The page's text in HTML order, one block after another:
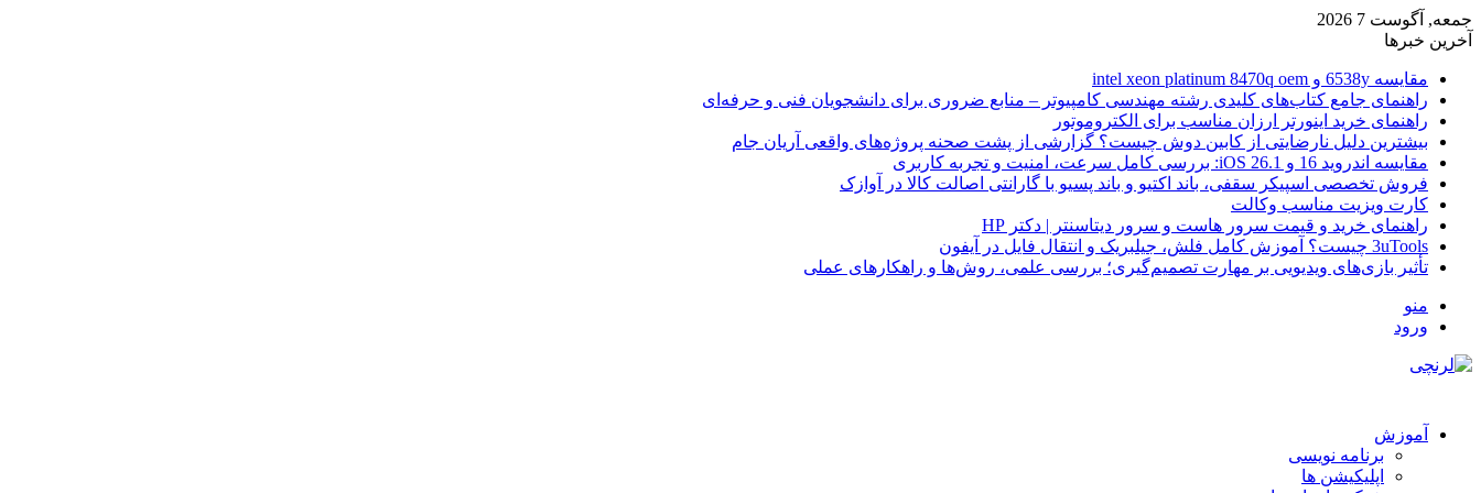
جمعه, آگوست 7 2026
آخرین خبرها
مقایسه 6538y و intel xeon platinum 8470q oem
راهنمای جامع کتاب‌های کلیدی رشته مهندسی کامپیوتر – منابع ضروری برای دانشجویان فنی و حرفه‌ای
راهنمای خرید اینورتر ارزان مناسب برای الکتروموتور
بیشترین دلیل نارضایتی از کابین دوش چیست؟ گزارشی از پشت صحنه پروژه‌های واقعی آریان جام
مقایسه اندروید 16 و iOS 26.1: بررسی کامل سرعت، امنیت و تجربه کاربری
فروش تخصصی اسپیکر سقفی، باند اکتیو و باند پسیو با گارانتی اصالت کالا در آوازک
کارت ویزیت مناسب وکالت
راهنمای خرید و قیمت سرور هاست و سرور دیتاسنتر | دکتر HP
3uTools چیست؟ آموزش کامل فلش، جیلبریک و انتقال فایل در آیفون
تأثیر بازی‌های ویدیویی بر مهارت تصمیم‌گیری؛ بررسی علمی، روش‌ها و راهکارهای عملی
منو
ورود
آموزش
برنامه نویسی
اپلیکیشن ها